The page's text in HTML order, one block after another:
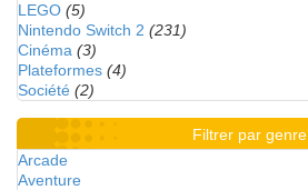
LEGO (5)
Nintendo Switch 2 (231)
Cinéma (3)
Plateformes (4)
Société (2)
Filtrer par genre
Arcade
Aventure